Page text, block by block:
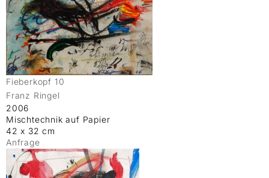
Fieberkopf 10
Franz Ringel
2006
Mischtechnik auf Papier
42 x 32 cm
Anfrage